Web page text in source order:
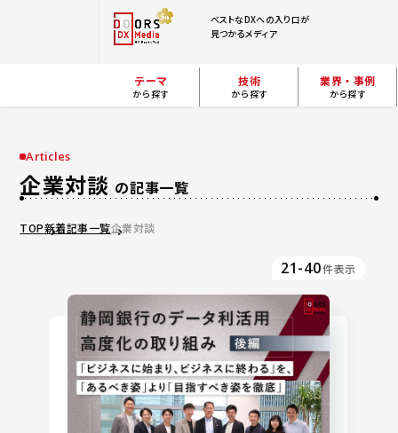
ベストなDXへの入り口が
見つかるメディア
テーマ
から探す
技術
から探す
業界・事例
から探す
Articles
企業対談 の記事一覧
TOP新着記事一覧企業対談
21-40件表示